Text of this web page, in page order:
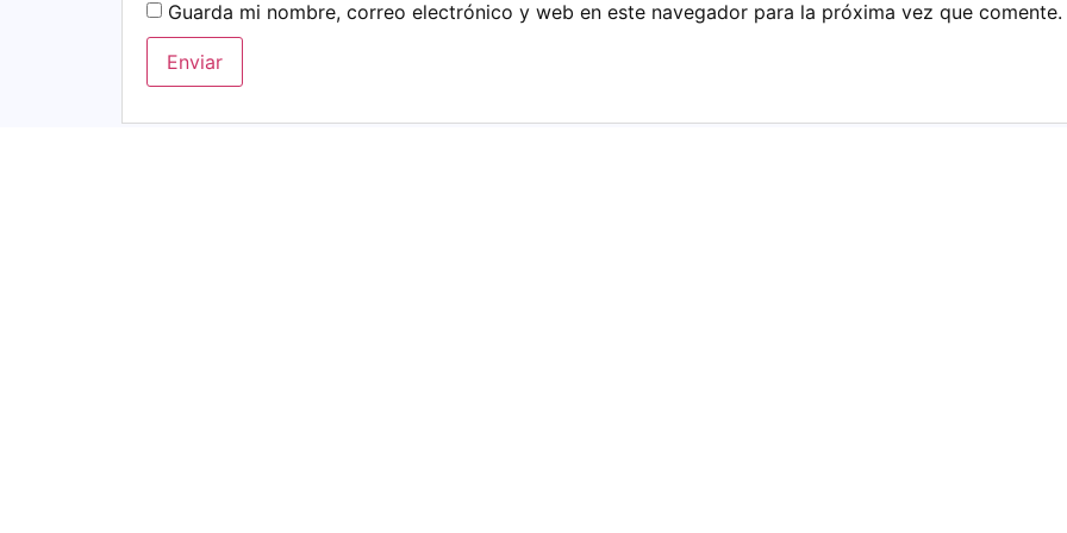
Guarda mi nombre, correo electrónico y web en este navegador para la próxima vez que comente.